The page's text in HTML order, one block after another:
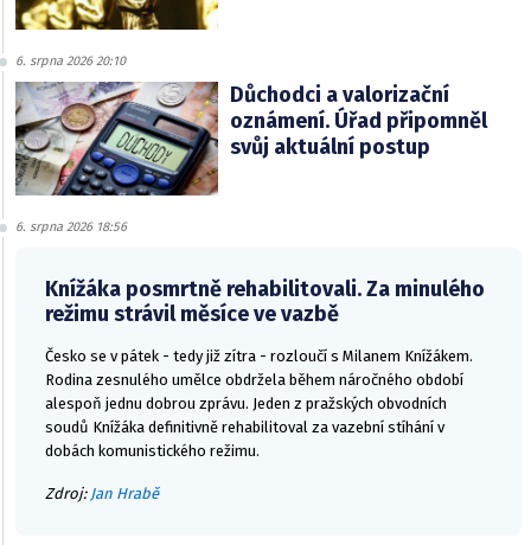
6. srpna 2026 20:10
Důchodci a valorizační
oznámení. Úřad připomněl
svůj aktuální postup
6. srpna 2026 18:56
Knížáka posmrtně rehabilitovali. Za minulého
režimu strávil měsíce ve vazbě
Česko se v pátek - tedy již zítra - rozloučí s Milanem Knížákem.
Rodina zesnulého umělce obdržela během náročného období
alespoň jednu dobrou zprávu. Jeden z pražských obvodních
soudů Knížáka definitivně rehabilitoval za vazební stíhání v
dobách komunistického režimu.
Zdroj: Jan Hrabě